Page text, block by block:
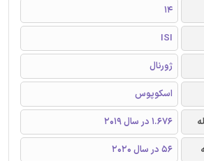
14
ISI
ژورنال
اسکوپوس
1.676 در سال 2019
56 در سال 2020